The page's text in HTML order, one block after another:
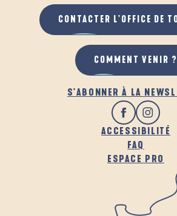
AU GRAND AIR
S'ABONNER À LA
ACCESSIBILITÉ
FAQ
ESPACE PRO
CONTACTER L'OFFICE DE
COMMENT VENIR ?